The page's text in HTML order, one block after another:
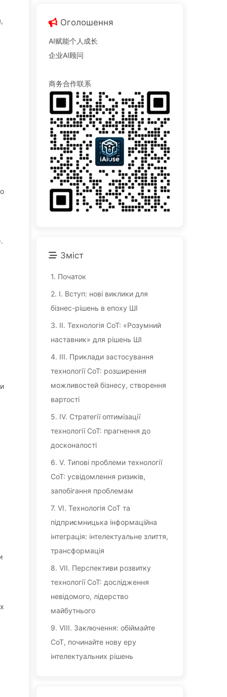
Оголошення
AI赋能个人成长
企业AI顾问
商务合作联系
Зміст
1. Початок
2. I. Вступ: нові виклики для
бізнес-рішень в епоху ШІ
3. II. Технологія CoT: «Розумний
наставник» для рішень ШІ
4. III. Приклади застосування
технології CoT: розширення
можливостей бізнесу, створення
вартості
5. IV. Стратегії оптимізації
технології CoT: прагнення до
досконалості
6. V. Типові проблеми технології
CoT: усвідомлення ризиків,
запобігання проблемам
7. VI. Технологія CoT та
підприємницька інформаційна
інтеграція: інтелектуальне злиття,
трансформація
8. VII. Перспективи розвитку
технології CoT: дослідження
невідомого, лідерство
майбутнього
9. VIII. Заключення: обіймайте
CoT, починайте нову еру
інтелектуальних рішень